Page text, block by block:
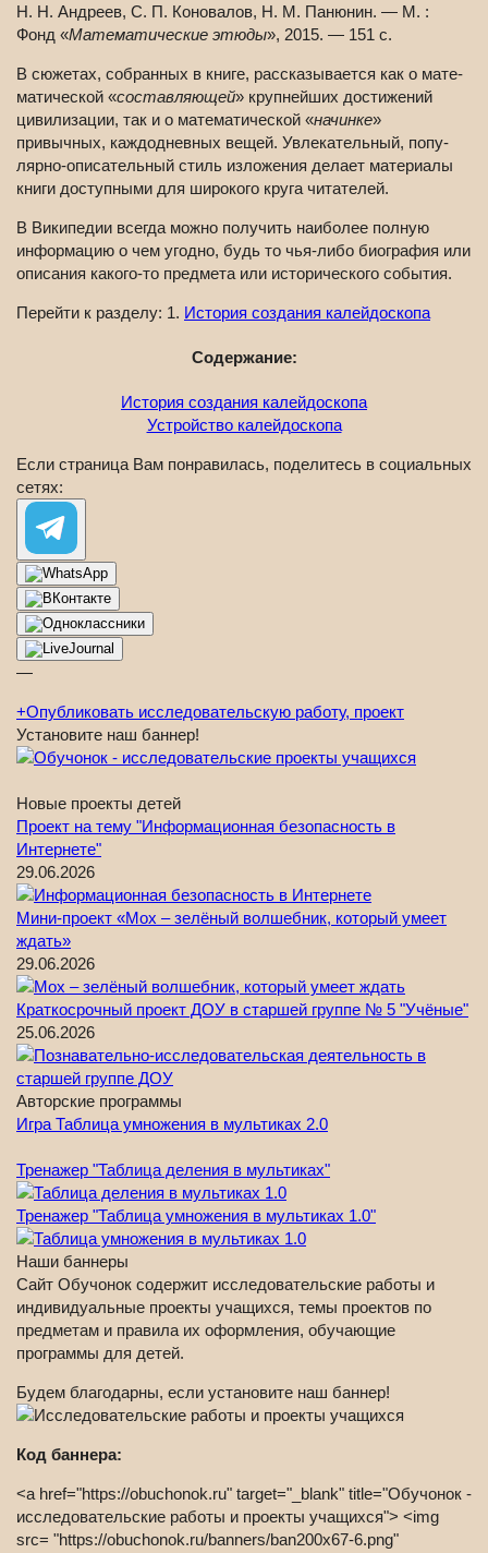
Н. Н. Андреев, С. П. Коновалов, Н. М. Панюнин. — М. :
Фонд «Мате­мати­ческие этюды», 2015. — 151 с.
В сюж­етах, собран­ных в книге, рас­сказы­вается как о мате­
мати­ческой «состав­ляющей» круп­нейших дости­жений
циви­лизации, так и о мате­мати­ческой «начинке»
привычных, каждо­дневных вещей. Увле­кательный, попу­
лярно-описа­тельный стиль изло­жения делает мате­риалы
книги доступ­ными для широ­кого круга чита­телей.
В Википедии всегда можно получить наиболее полную
информацию о чем угодно, будь то чья-либо биография или
описания какого-то предмета или исторического события.
Перейти к разделу: 1. История создания калейдоскопа
Содержание:
История создания калейдоскопа
Устройство калейдоскопа
Если страница Вам понравилась, поделитесь в социальных
сетях:
—
+Опубликовать исследовательскую работу, проект
Установите наш баннер!
Новые проекты детей
Проект на тему "Информационная безопасность в
Интернете"
29.06.2026
Мини-проект «Мох – зелёный волшебник, который умеет
ждать»
29.06.2026
Краткосрочный проект ДОУ в старшей группе № 5 "Учёные"
25.06.2026
Авторские программы
Игра Таблица умножения в мультиках 2.0
Тренажер "Таблица деления в мультиках"
Тренажер "Таблица умножения в мультиках 1.0"
Наши баннеры
Сайт Обучонок содержит исследовательские работы и
индивидуальные проекты учащихся, темы проектов по
предметам и правила их оформления, обучающие
программы для детей.
Будем благодарны, если установите наш баннер!
Код баннера:
<a href="https://obuchonok.ru" target="_blank" title="Обучонок -
исследовательские работы и проекты учащихся"> <img
src= "https://obuchonok.ru/banners/ban200x67-6.png"